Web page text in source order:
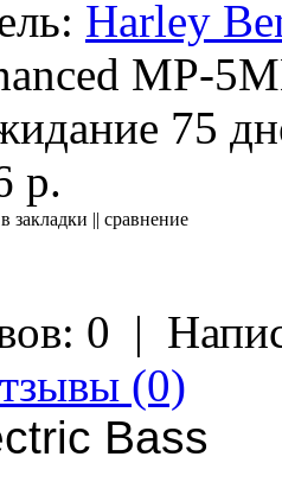
Harley
MP-
75
р.
в закладки || сравнение
0 |
(0)
Bass